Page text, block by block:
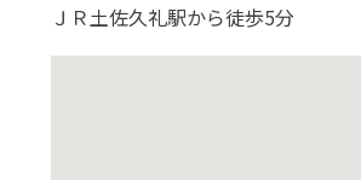
ＪＲ土佐久礼駅から徒歩5分